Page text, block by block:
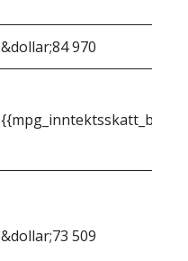
&dollar;84 970
&dollar;73 509